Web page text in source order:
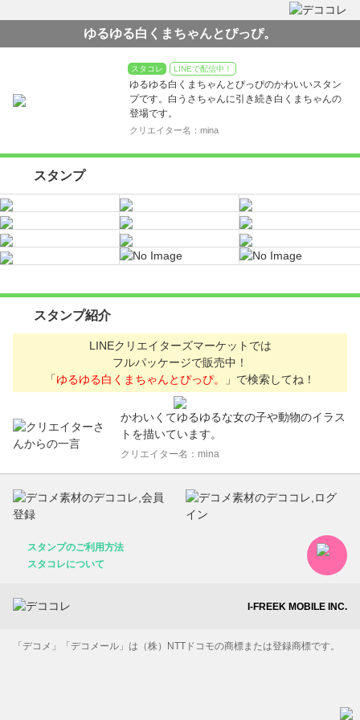
ゆるゆる白くまちゃんとぴっぴ。
スタコレ LINEで配信中！
ゆるゆる白くまちゃんとぴっぴのかわいいスタン
プです。白うさちゃんに引き続き白くまちゃんの
登場です。
クリエイター名：mina
スタンプ
スタンプ紹介
LINEクリエイターズマーケットでは
フルパッケージで販売中！
「ゆるゆる白くまちゃんとぴっぴ。 」で検索してね！
かわいくてゆるゆるな女の子や動物のイラス
トを描いています。
クリエイター名：mina
スタンプのご利用方法
スタコレについて
I-FREEK MOBILE INC.
「デコメ」「デコメール」は（株）NTTドコモの商標または登録商標です。